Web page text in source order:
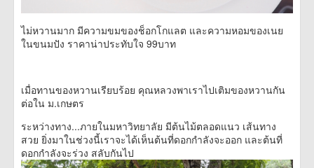
ไม่หวานมาก มีความขมของช็อกโกแลต และความหอมของเนย
ในขนมปัง ราคาน่าประทับใจ 99บาท
เมื่อทานของหวานเรียบร้อย คุณหลวงพาเราไปเติมของหวานกัน
ต่อใน ม.เกษตร
ระหว่างทาง...ภายในมหาวิทยาลัย มีต้นไม้ตลอดแนว เส้นทาง
สวย ยิ่งมาในช่วงนี้เราจะได้เห็นต้นที่ดอกกำลังจะออก และต้นที่
ดอกกำลังจะร่วง สลับกันไป